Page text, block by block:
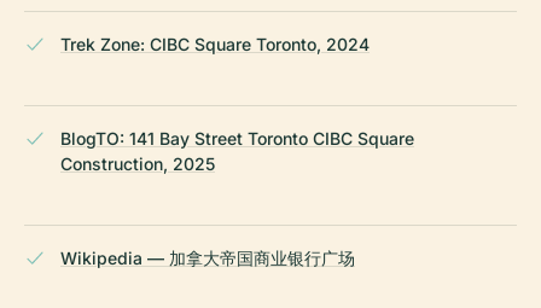
Trek Zone: CIBC Square Toronto, 2024
BlogTO: 141 Bay Street Toronto CIBC Square
Construction, 2025
Wikipedia — 加拿大帝国商业银行广场